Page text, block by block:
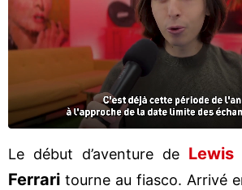
Le début d’aventure de Lewis
Ferrari tourne au fiasco. Arrivé